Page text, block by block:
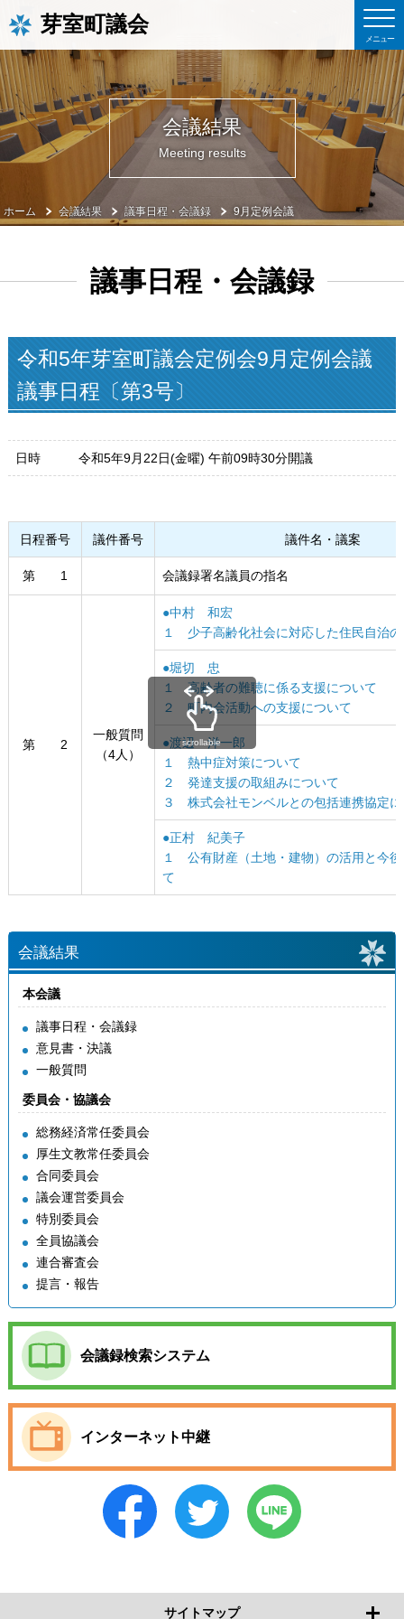
芽室町議会
会議結果
Meeting results
ホーム 会議結果 議事日程・会議録 9月定例会議
議事日程・会議録
令和5年芽室町議会定例会9月定例会議
議事日程〔第3号〕
日時 令和5年9月22日(金曜) 午前09時30分開議
日程番号 議件番号 議件名・議案
第 1 会議録署名議員の指名
第 2
一般質問
（4人）
●中村 和宏
１ 少子高齢化社会に対応した住民自治
●堀切 忠
１ 高齢者の難聴に係る支援について
２ 町内会活動への支援について
●渡辺 洋一郎
１ 熱中症対策について
２ 発達支援の取組みについて
３ 株式会社モンベルとの包括連携協定
●正村 紀美子
１ 公有財産（土地・建物）の活用と今
て
scrollable
会議結果
本会議
議事日程・会議録
意見書・決議
一般質問
委員会・協議会
総務経済常任委員会
厚生文教常任委員会
合同委員会
議会運営委員会
特別委員会
全員協議会
連合審査会
提言・報告
会議録検索システム
インターネット中継
サイトマップ